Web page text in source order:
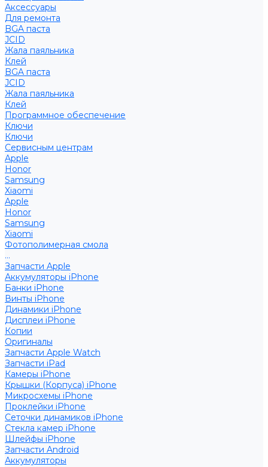
Аксессуары
Для ремонта
BGA паста
JCID
Жала паяльника
Клей
BGA паста
JCID
Жала паяльника
Клей
Программное обеспечение
Ключи
Ключи
Сервисным центрам
Apple
Honor
Samsung
Xiaomi
Apple
Honor
Samsung
Xiaomi
Фотополимерная смола
...
Запчасти Apple
Аккумуляторы iPhone
Банки iPhone
Винты iPhone
Динамики iPhone
Дисплеи iPhone
Копии
Оригиналы
Запчасти Apple Watch
Запчасти iPad
Камеры iPhone
Крышки (Корпуса) iPhone
Микросхемы iPhone
Проклейки iPhone
Сеточки динамиков iPhone
Стекла камер iPhone
Шлейфы iPhone
Запчасти Android
Аккумуляторы